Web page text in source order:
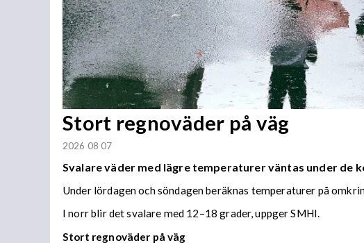
Stort regnoväder på väg
2026 08 07
Svalare väder med lägre temperaturer väntas under de
Under lördagen och söndagen beräknas temperaturer på
I norr blir det svalare med 12–18 grader, uppger SMHI.
Stort regnoväder på väg